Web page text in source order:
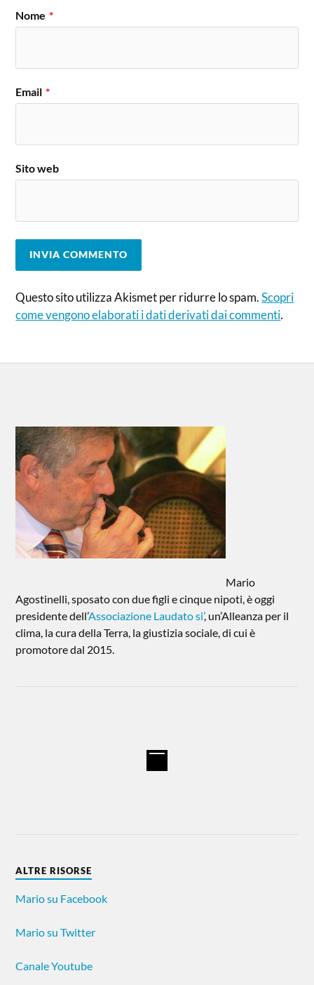
Nome *
Email *
Sito web
Questo sito utilizza Akismet per ridurre lo spam.Scopri
come vengono elaborati i dati derivati dai commenti.
Mario
Agostinelli, sposato con due figli e cinque nipoti, è oggi
presidente dell’Associazione Laudato si’, un’Alleanza per il
clima, la cura della Terra, la giustizia sociale, di cui è
promotore dal 2015.
ALTRE RISORSE
Mario su Facebook
Mario su Twitter
Canale Youtube